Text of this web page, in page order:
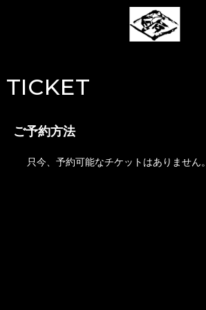
TICKET
ご予約方法
只今、予約可能なチケットはありません。